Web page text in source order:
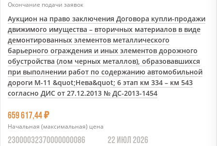
Окончание подачи заявок
Аукцион на право заключения Договора купли-продажи
движимого имущества – вторичных материалов в виде
демонтированных элементов металлического
барьерного ограждения и иных элементов дорожного
обустройства (лом черных металлов), образовавшихся
при выполнении работ по содержанию автомобильной
дороги М-11 &quot;Нева&quot; 6 этап км 334 – км 543
согласно ДИС от 27.12.2013 № ДС-2013-1454
659 617,447
Начальная (максимальная) цена
23000032370000000086 22 ИЮЛ 2026